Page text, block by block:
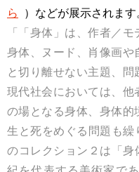
ら
）などが展示されます
「「身体」は、作者／
身体、ヌード、肖像画や
と切り離せない主題、問
現代社会においては、
の場となる身体、身体的
生と死をめぐる問題も繰
のコレクション２は「